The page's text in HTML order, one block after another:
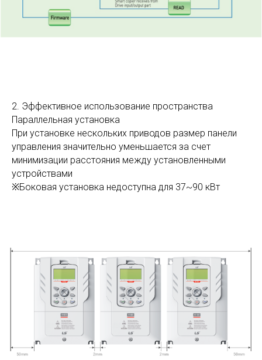
2. Эффективное использование пространства
Параллельная установка
При установке нескольких приводов размер панели
управления значительно уменьшается за счет
минимизации расстояния между установленными
устройствами
※Боковая установка недоступна для 37~90 кВт